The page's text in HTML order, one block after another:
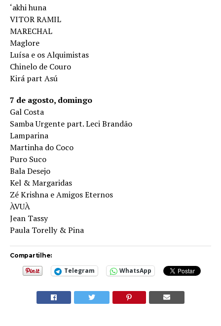
‘akhi huna
VITOR RAMIL
MARECHAL
Maglore
Luísa e os Alquimistas
Chinelo de Couro
Kirá part Asú
7 de agosto, domingo
Gal Costa
Samba Urgente part. Leci Brandão
Lamparina
Martinha do Coco
Puro Suco
Bala Desejo
Kel & Margaridas
Zé Krishna e Amigos Eternos
ÀVUÀ
Jean Tassy
Paula Torelly & Pina
Compartilhe:
Telegram WhatsApp